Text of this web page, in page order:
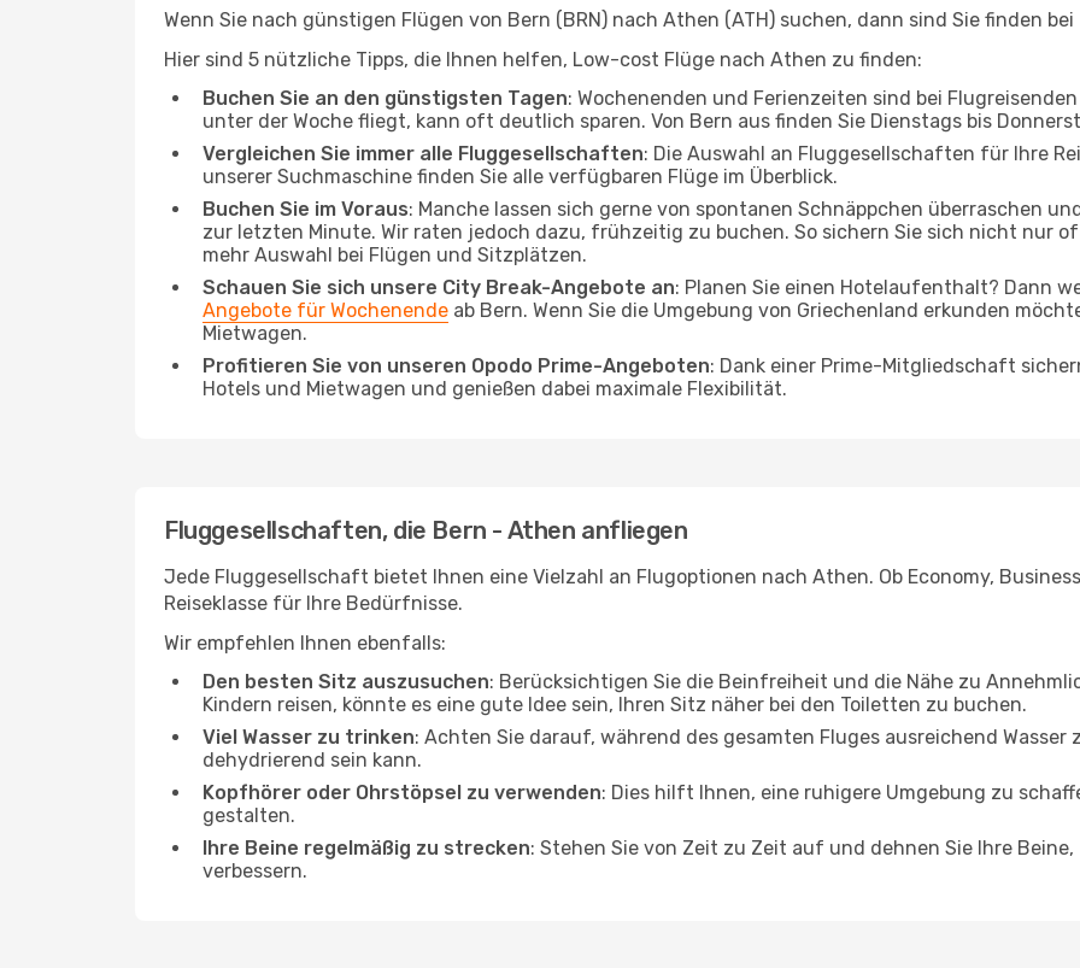
Wenn Sie nach günstigen Flügen von Bern (BRN) nach Athen (ATH) suchen, dann sind Sie finden
Hier sind 5 nützliche Tipps, die Ihnen helfen, Low-cost Flüge nach Athen zu finden:
Buchen Sie an den günstigsten Tagen: Wochenenden und Ferienzeiten sind bei
unter der Woche fliegt, kann oft deutlich sparen. Von Bern aus finden Sie Dienstags bis
Vergleichen Sie immer alle Fluggesellschaften: Die Auswahl an Fluggesellschaften für Ihre
unserer Suchmaschine finden Sie alle verfügbaren Flüge im Überblick.
Buchen Sie im Voraus: Manche lassen sich gerne von spontanen Schnäppchen überraschen
zur letzten Minute. Wir raten jedoch dazu, frühzeitig zu buchen. So sichern Sie sich nicht nur
mehr Auswahl bei Flügen und Sitzplätzen.
Schauen Sie sich unsere City Break-Angebote an: Planen Sie einen Hotelaufenthalt? Dann
Angebote für Wochenende ab Bern. Wenn Sie die Umgebung von Griechenland erkunden
Mietwagen.
Profitieren Sie von unseren Opodo Prime-Angeboten: Dank einer Prime-Mitgliedschaft
Hotels und Mietwagen und genießen dabei maximale Flexibilität.
Fluggesellschaften, die Bern - Athen anfliegen
Jede Fluggesellschaft bietet Ihnen eine Vielzahl an Flugoptionen nach Athen. Ob Economy,
Reiseklasse für Ihre Bedürfnisse.
Wir empfehlen Ihnen ebenfalls:
Den besten Sitz auszusuchen: Berücksichtigen Sie die Beinfreiheit und die Nähe zu
Kindern reisen, könnte es eine gute Idee sein, Ihren Sitz näher bei den Toiletten zu buchen.
Viel Wasser zu trinken: Achten Sie darauf, während des gesamten Fluges ausreichend
dehydrierend sein kann.
Kopfhörer oder Ohrstöpsel zu verwenden: Dies hilft Ihnen, eine ruhigere Umgebung zu
gestalten.
Ihre Beine regelmäßig zu strecken: Stehen Sie von Zeit zu Zeit auf und dehnen Sie Ihre
verbessern.